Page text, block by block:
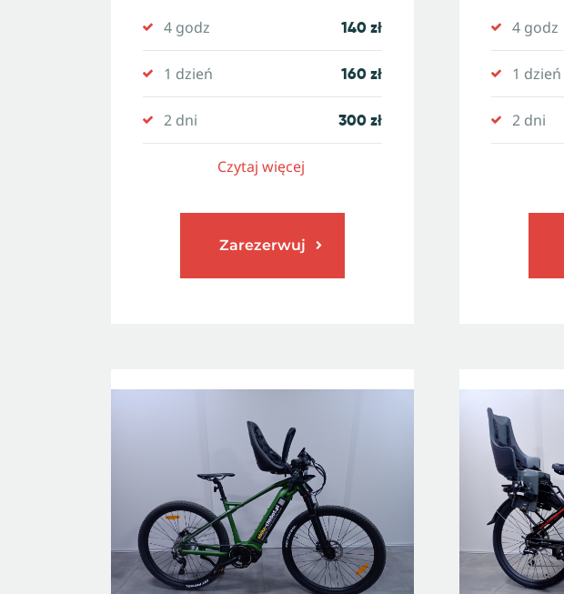
4 godz 140 zł
1 dzień 160 zł
2 dni 300 zł
Czytaj więcej
Zarezerwuj
4 godz
1 dzień
2 dni